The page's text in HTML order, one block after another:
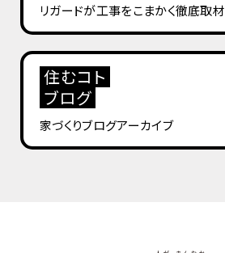
リガードが工事をこまかく徹底取材
住むコト
ブログ
家づくりブログアーカイブ